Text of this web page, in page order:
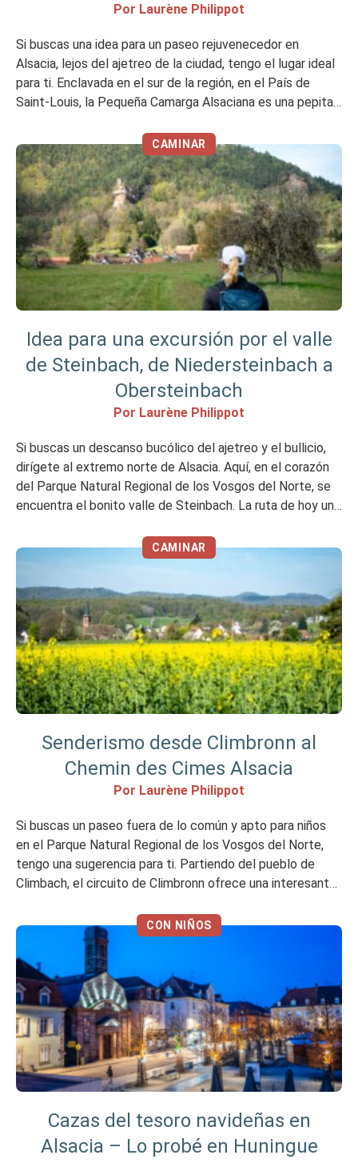
Por Laurène Philippot
Si buscas una idea para un paseo rejuvenecedor en
Alsacia, lejos del ajetreo de la ciudad, tengo el lugar ideal
para ti. Enclavada en el sur de la región, en el País de
Saint-Louis, la Pequeña Camarga Alsaciana es una pepita
esta reserva natural nacional ocupa una […]
CAMINAR
Idea para una excursión por el valle
de Steinbach, de Niedersteinbach a
Obersteinbach
Por Laurène Philippot
Si buscas un descanso bucólico del ajetreo y el bullicio,
dirígete al extremo norte de Alsacia. Aquí, en el corazón
del Parque Natural Regional de los Vosgos del Norte, se
encuentra el bonito valle de Steinbach. La ruta de hoy une
acantilados de arenisca rosa, sus bonitos […]
CAMINAR
Senderismo desde Climbronn al
Chemin des Cimes Alsacia
Por Laurène Philippot
Si buscas un paseo fuera de lo común y apto para niños
en el Parque Natural Regional de los Vosgos del Norte,
tengo una sugerencia para ti. Partiendo del pueblo de
Climbach, el circuito de Climbronn ofrece una interesante
la Línea Maginot y vistas espectaculares desde el Chemin
CON NIÑOS
Cazas del tesoro navideñas en
Alsacia – Lo probé en Huningue